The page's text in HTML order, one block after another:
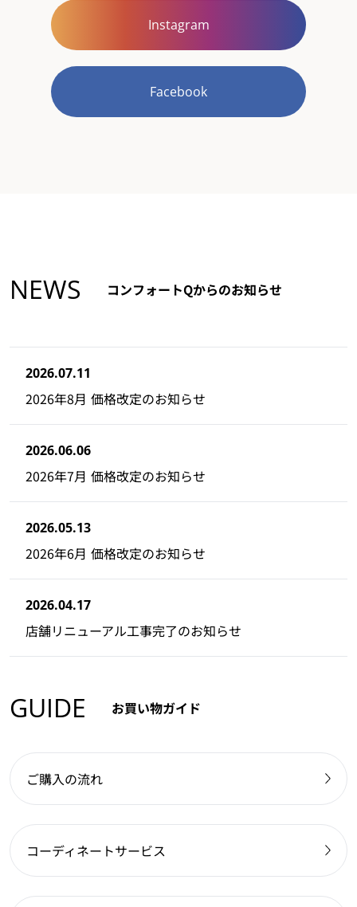
Instagram
Facebook
NEWS コンフォートQからのお知らせ
2026.07.11
2026年8月 価格改定のお知らせ
2026.06.06
2026年7月 価格改定のお知らせ
2026.05.13
2026年6月 価格改定のお知らせ
2026.04.17
店舗リニューアル工事完了のお知らせ
GUIDE お買い物ガイド
ご購入の流れ
コーディネートサービス